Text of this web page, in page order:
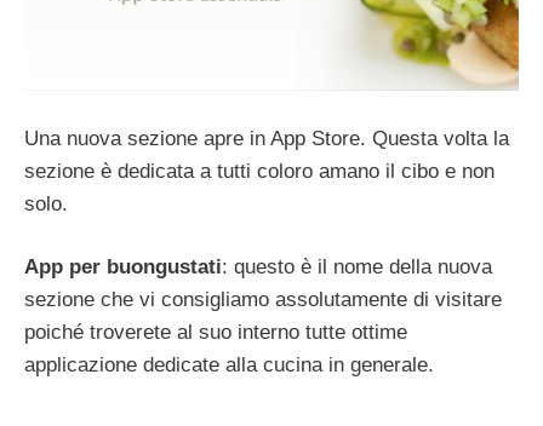
Una nuova sezione apre in App Store. Questa volta la
sezione è dedicata a tutti coloro amano il cibo e non
solo.
App per buongustati: questo è il nome della nuova
sezione che vi consigliamo assolutamente di visitare
poiché troverete al suo interno tutte ottime
applicazione dedicate alla cucina in generale.